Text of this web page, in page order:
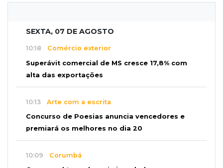
SEXTA, 07 DE AGOSTO
10:18 Comércio exterior
Superávit comercial de MS cresce 17,8% com
alta das exportações
10:13 Arte com a escrita
Concurso de Poesias anuncia vencedores e
premiará os melhores no dia 20
10:09 Corumbá